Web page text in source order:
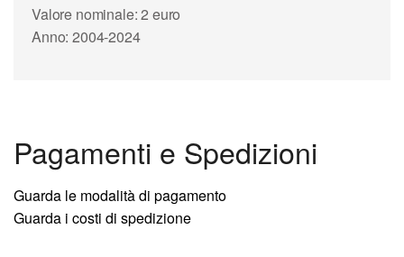
Valore nominale: 2 euro
Anno: 2004-2024
Pagamenti e Spedizioni
Guarda le modalità di pagamento
Guarda i costi di spedizione